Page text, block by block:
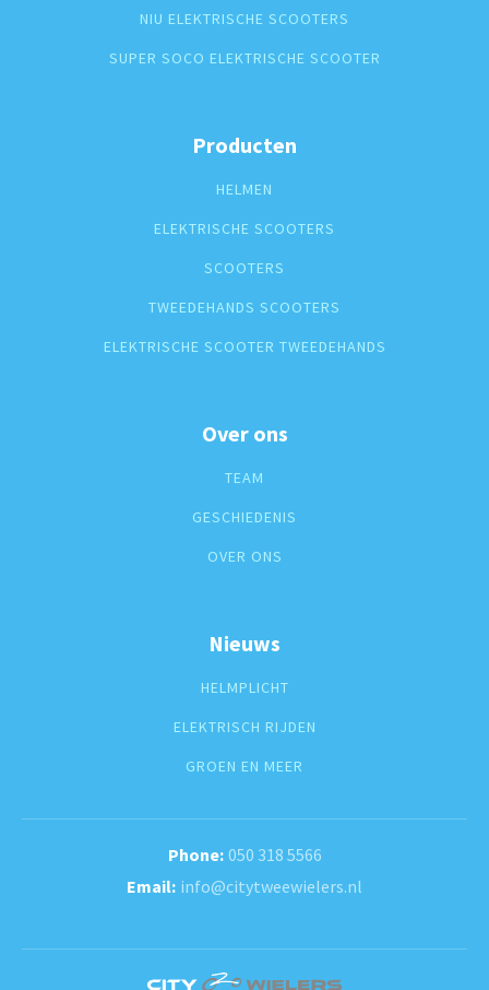
NIU ELEKTRISCHE SCOOTERS
SUPER SOCO ELEKTRISCHE SCOOTER
Producten
HELMEN
ELEKTRISCHE SCOOTERS
SCOOTERS
TWEEDEHANDS SCOOTERS
ELEKTRISCHE SCOOTER TWEEDEHANDS
Over ons
TEAM
GESCHIEDENIS
OVER ONS
Nieuws
HELMPLICHT
ELEKTRISCH RIJDEN
GROEN EN MEER
050 318 5566
info@citytweewielers.nl